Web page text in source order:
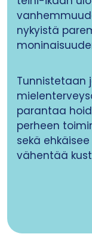
nykyistä
Tunnistetaan
parantaa
perheen
sekä
vähentää